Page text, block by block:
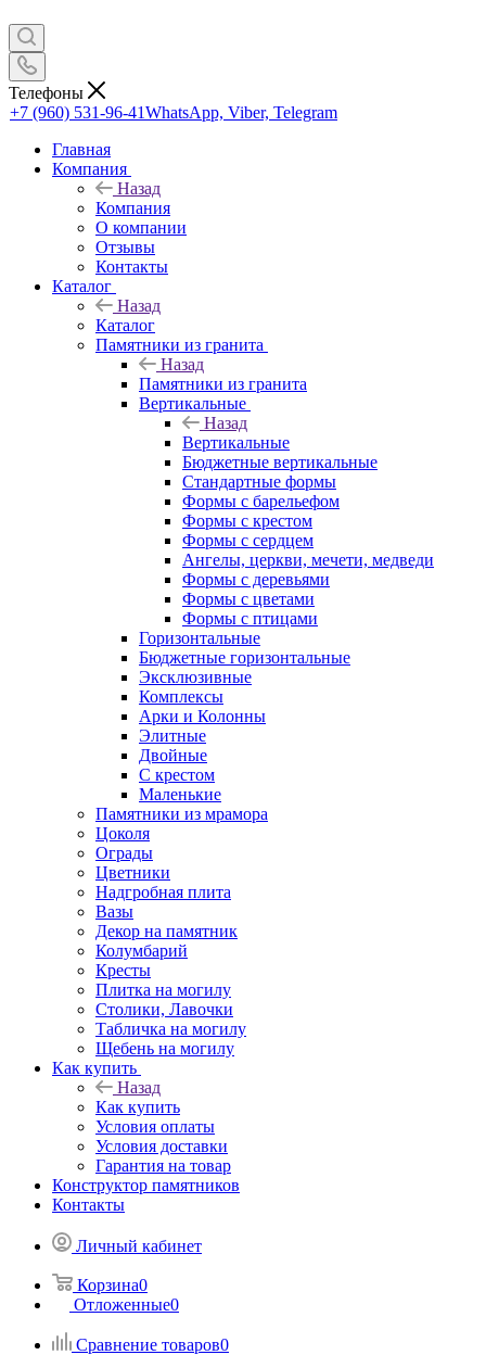
Телефоны
+7 (960) 531-96-41WhatsApp, Viber, Telegram
Главная
Компания
Назад
Компания
О компании
Отзывы
Контакты
Каталог
Назад
Каталог
Памятники из гранита
Назад
Памятники из гранита
Вертикальные
Назад
Вертикальные
Бюджетные вертикальные
Стандартные формы
Формы с барельефом
Формы с крестом
Формы с сердцем
Ангелы, церкви, мечети, медведи
Формы с деревьями
Формы с цветами
Формы с птицами
Горизонтальные
Бюджетные горизонтальные
Эксклюзивные
Комплексы
Арки и Колонны
Элитные
Двойные
С крестом
Маленькие
Памятники из мрамора
Цоколя
Ограды
Цветники
Надгробная плита
Вазы
Декор на памятник
Колумбарий
Кресты
Плитка на могилу
Столики, Лавочки
Табличка на могилу
Щебень на могилу
Как купить
Назад
Как купить
Условия оплаты
Условия доставки
Гарантия на товар
Конструктор памятников
Контакты
Личный кабинет
Корзина0
Отложенные0
Сравнение товаров0